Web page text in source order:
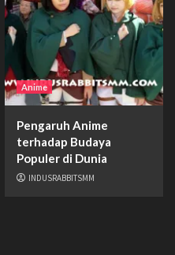
Anime
Pengaruh Anime
terhadap Budaya
Populer di Dunia
INDUSRABBITSMM